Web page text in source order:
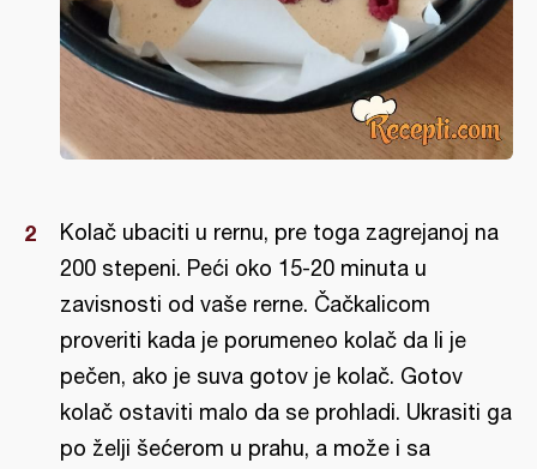
Kolač ubaciti u rernu, pre toga zagrejanoj na
200 stepeni. Peći oko 15-20 minuta u
zavisnosti od vaše rerne. Čačkalicom
proveriti kada je porumeneo kolač da li je
pečen, ako je suva gotov je kolač. Gotov
kolač ostaviti malo da se prohladi. Ukrasiti ga
po želji šećerom u prahu, a može i sa